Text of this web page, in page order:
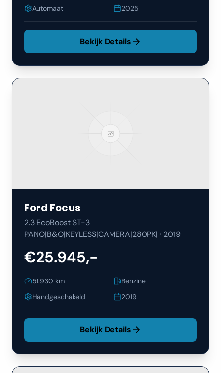
Automaat 2025
Bekijk Details
Ford Focus
2.3 EcoBoost ST-3
PANO|B&O|KEYLESS|CAMERA|280PK| · 2019
€25.945,-
51.930 km
Benzine
Handgeschakeld
2019
Bekijk Details